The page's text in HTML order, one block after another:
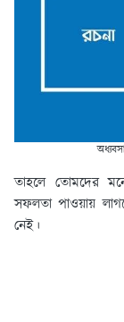
তাহলে তোমদের
সফলতা পাওয়ায়
নেই।